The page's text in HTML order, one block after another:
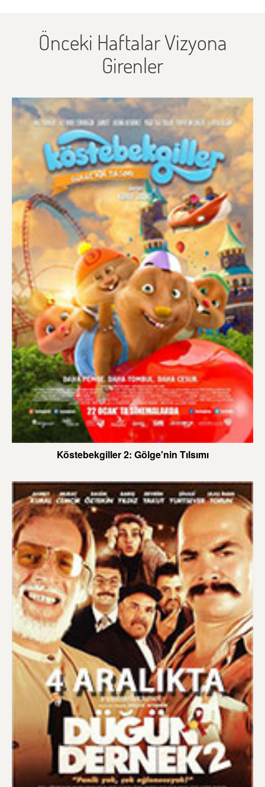
Önceki Haftalar Vizyona
Girenler
Köstebekgiller 2: Gölge'nin Tılsımı